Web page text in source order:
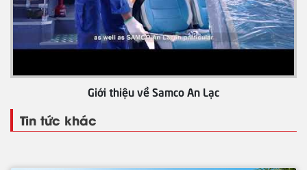
Giới thiệu về Samco An Lạc
Tin tức khác